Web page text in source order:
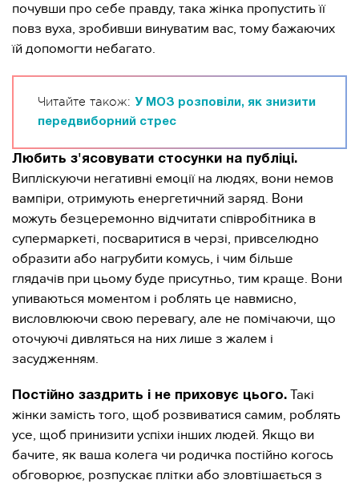
почувши про себе правду, така жінка пропустить її
повз вуха, зробивши винуватим вас, тому бажаючих
їй допомогти небагато.
Читайте також: У МОЗ розповіли, як знизити
передвиборний стрес
Любить з'ясовувати стосунки на публіці.
Випліскуючи негативні емоції на людях, вони немов
вампіри, отримують енергетичний заряд. Вони
можуть безцеремонно відчитати співробітника в
супермаркеті, посваритися в черзі, привселюдно
образити або нагрубити комусь, і чим більше
глядачів при цьому буде присутньо, тим краще. Вони
упиваються моментом і роблять це навмисно,
висловлюючи свою перевагу, але не помічаючи, що
оточуючі дивляться на них лише з жалем і
засудженням.
Постійно заздрить і не приховує цього. Такі
жінки замість того, щоб розвиватися самим, роблять
усе, щоб принизити успіхи інших людей. Якщо ви
бачите, як ваша колега чи родичка постійно когось
обговорює, розпускає плітки або зловтішається з